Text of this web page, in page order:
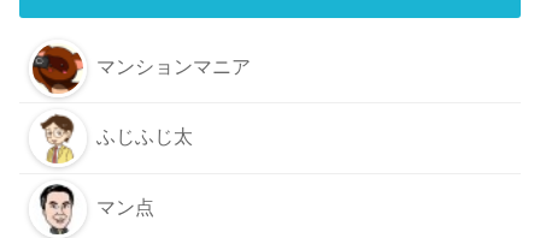
マンションマニア
ふじふじ太
マン点